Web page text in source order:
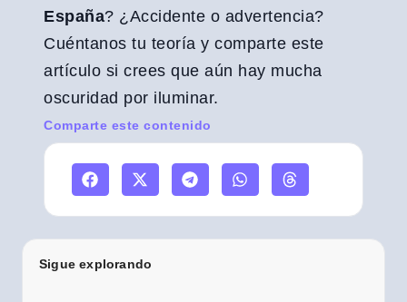
España? ¿Accidente o advertencia?
Cuéntanos tu teoría y comparte este
artículo si crees que aún hay mucha
oscuridad por iluminar.
Comparte este contenido
Sigue explorando